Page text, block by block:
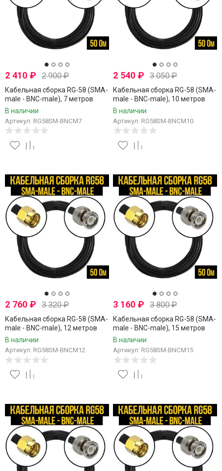
2 410 ₽ 2 900₽
Кабельная сборка RG-58 (SMA-
male - BNC-male), 7 метров
В наличии
Артикул: RG58SM-BNCM7
2 540₽ 3 050₽
Кабельная сборка RG-58 (SMA-
male - BNC-male), 10 метров
В наличии
Артикул: RG58SM-BNCM10
2 760 ₽ 3 320₽
Кабельная сборка RG-58 (SMA-
male - BNC-male), 12 метров
В наличии
Артикул: RG58SM-BNCM12
3 160₽ 3 800₽
Кабельная сборка RG-58 (SMA-
male - BNC-male), 15 метров
В наличии
Артикул: RG58SM-BNCM15